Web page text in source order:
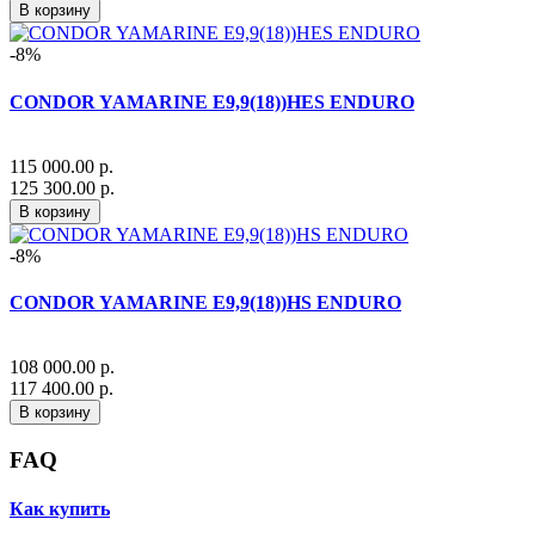
В корзину
-8%
CONDOR YAMARINE E9,9(18))HES ENDURO
115 000.00 р.
125 300.00 р.
В корзину
-8%
CONDOR YAMARINE E9,9(18))HS ENDURO
108 000.00 р.
117 400.00 р.
В корзину
FAQ
Как купить